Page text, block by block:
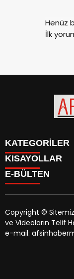
Henüz
İlk
KATEGORİLER
SİYASET
EĞİTİM
MAGAZİN
MANŞETLER
ÖZEL HABER
KISAYOLLAR
SİYASET
EĞİTİM
KÜLTÜR SANAT
MAGAZİN
MANŞETLER
E-BÜLTEN
afsinhaber.com
duyuru ve
Copyright ©
ve Videoların Telif
e-mail: